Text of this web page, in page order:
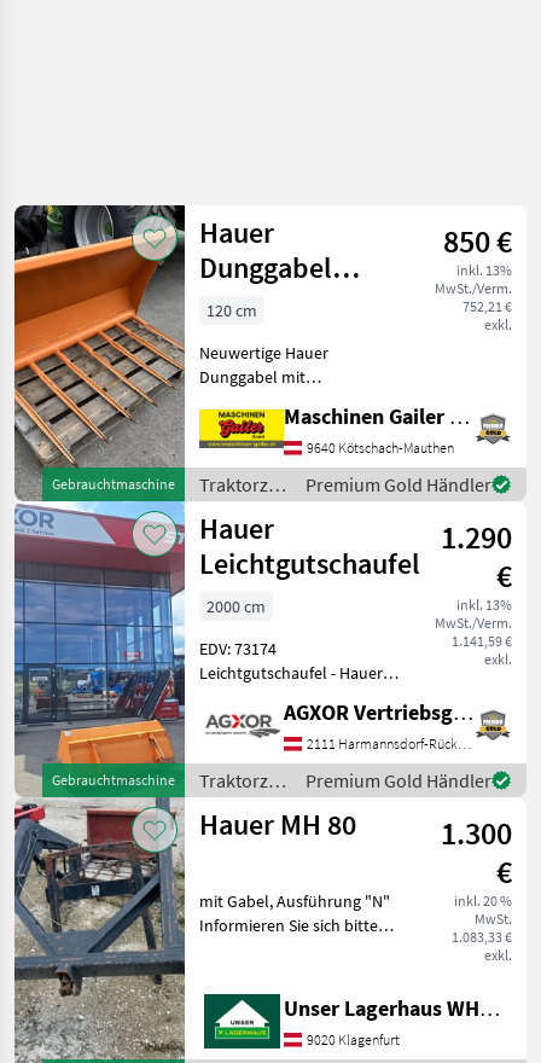
Gebrauchtmaschine
Hauer
Dunggabel
120cm
Euroaufnahme
Neuwertig
850 €
inkl. 13%
MwSt./Verm.
752,21 €
exkl.
120 cm
Neuwertige Hauer
Dunggabel mit
120cm * 7 geschraubte
Zinken * Zinkenlänge ca.
70cm * Gewicht ca. 120kg *
sehr wenig gebraucht *
sofort
Maschinen Gailer GmbH
9640 Kötschach-Mauthen
Traktorzubehör
/ Hauer
Premium Gold Händler
Gebrauchtmaschine
Hauer
Leichtgutschaufel
1.290
€
inkl. 13%
MwSt./Verm.
1.141,59 €
exkl.
2000 cm
EDV: 73174
Leichtgutschaufel - Hauer
2000mm gebraucht aus
Vermittlung 13% MwSt. Das
Verkaufsteam der Fa. Agxor
zeigt Ihnen das Gerät
AGXOR Vertriebsgesellschaft Ost GmbH
2111 Harmannsdorf-Rückersdorf
Traktorzubehör
/ Hauer
Premium Gold Händler
Hauer MH 80
1.300
€
inkl. 20 %
MwSt.
1.083,33 €
exkl.
mit Gabel, Ausführung "N"
Informieren Sie sich bitte
Ihnen angefragte Maschine
aktuell bei uns am Lager
steht. Wir inserier
Unser Lagerhaus WHG, Kärnten, Klagenfurt
9020 Klagenfurt